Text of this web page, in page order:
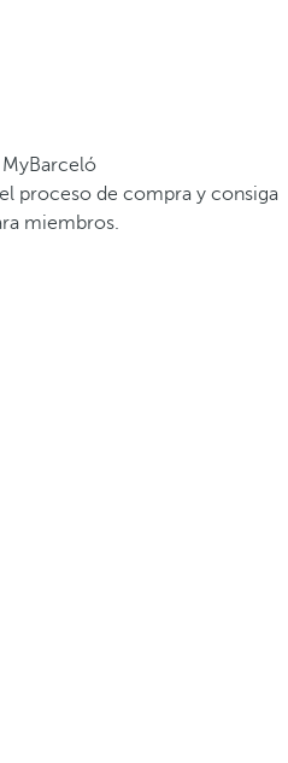
proceso de compra y consiga
miembros.